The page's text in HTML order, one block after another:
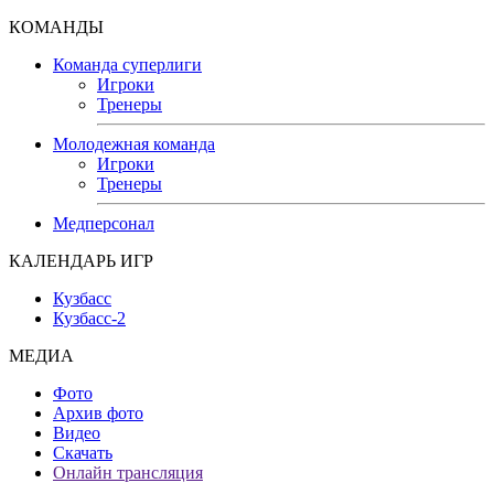
КОМАНДЫ
Команда суперлиги
Игроки
Тренеры
Молодежная команда
Игроки
Тренеры
Медперсонал
КАЛЕНДАРЬ ИГР
Кузбасс
Кузбасс-2
МЕДИА
Фото
Архив фото
Видео
Скачать
Онлайн трансляция